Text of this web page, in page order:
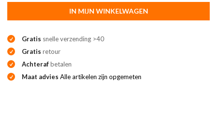
IN MIJN WINKELWAGEN
Gratis snelle verzending >40
Gratis retour
Achterafbetalen
Maat advies Alle artikelen zijn opgemeten